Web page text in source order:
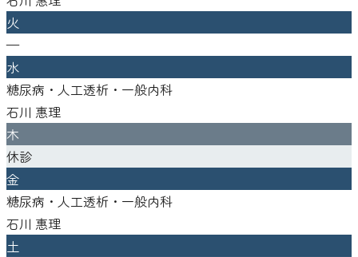
火
—
水
糖尿病・人工透析・一般内科
石川 惠理
木
休診
金
糖尿病・人工透析・一般内科
石川 惠理
土